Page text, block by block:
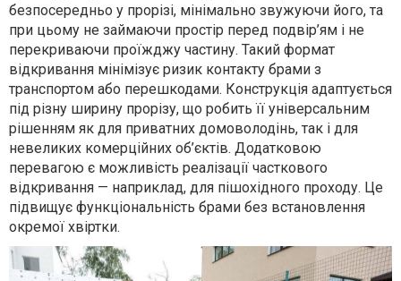
безпосередньо у прорізі, мінімально звужуючи його, та
при цьому не займаючи простір перед подвір’ям і не
перекриваючи проїжджу частину. Такий формат
відкривання мінімізує ризик контакту брами з
транспортом або перешкодами. Конструкція адаптується
під різну ширину прорізу, що робить її універсальним
рішенням як для приватних домоволодінь, так і для
невеликих комерційних об’єктів. Додатковою
перевагою є можливість реалізації часткового
відкривання — наприклад, для пішохідного проходу. Це
підвищує функціональність брами без встановлення
окремої хвіртки.